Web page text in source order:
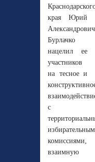
края Юрий
Александрович
Бурлачко
нацелил ее
участников
на тесное и
с
комиссиями,
взаимную